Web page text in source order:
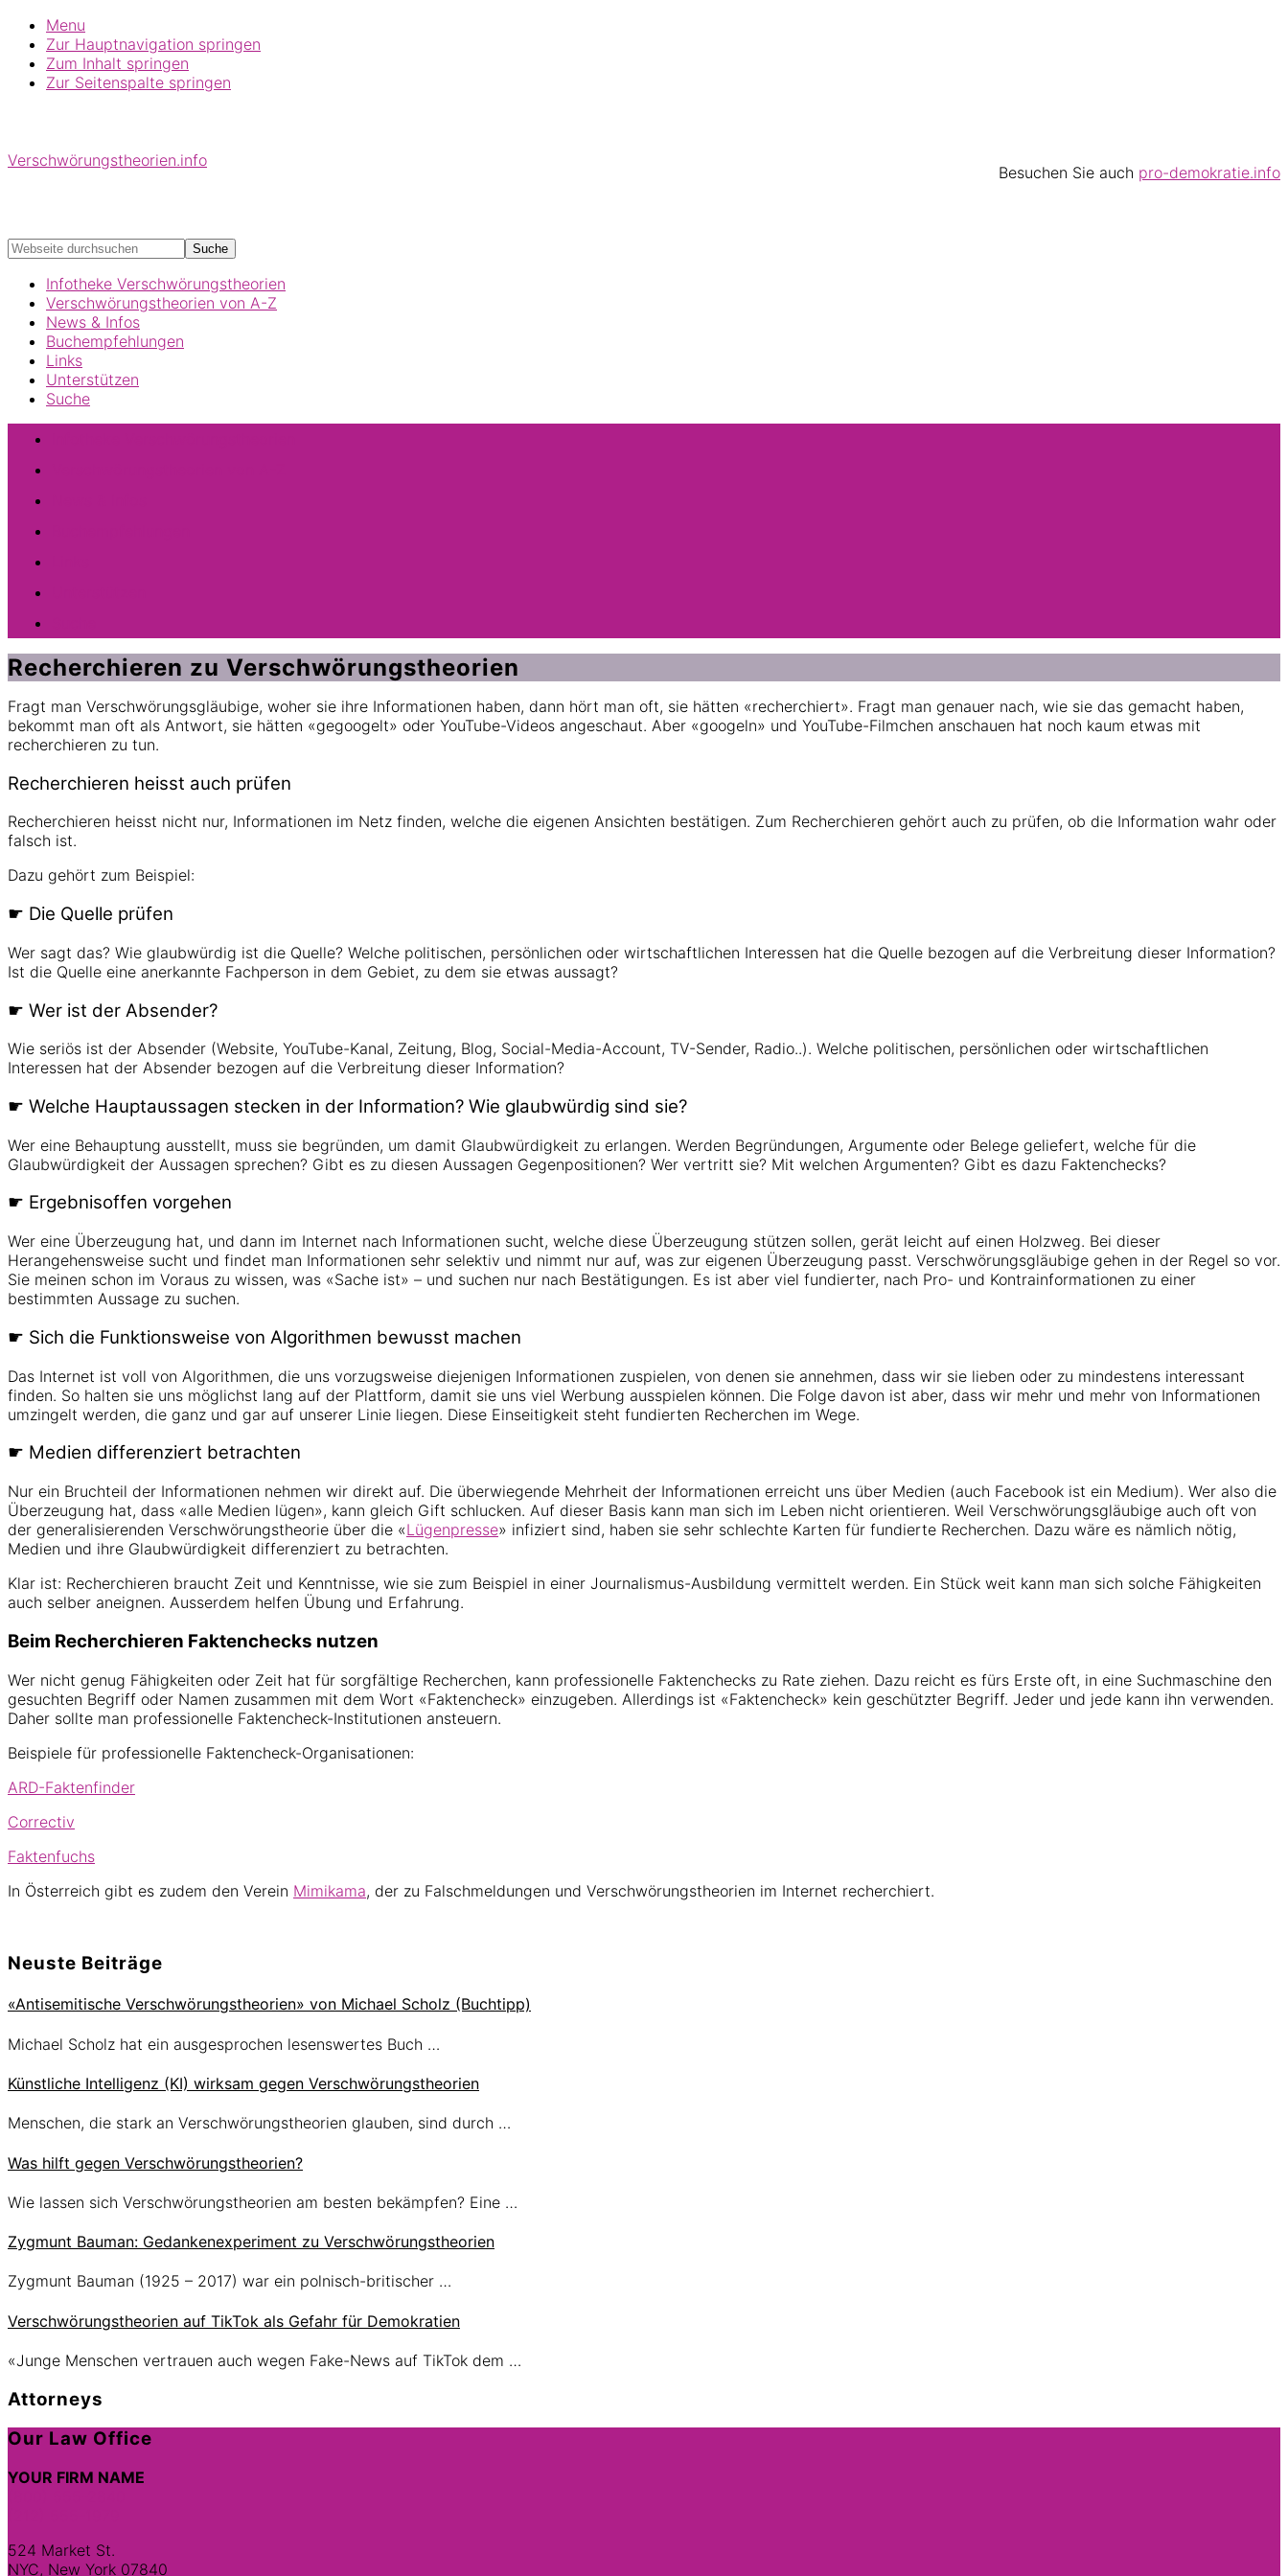
Menu
Zur Hauptnavigation springen
Zum Inhalt springen
Zur Seitenspalte springen
Verschwörungstheorien.info
Besuchen Sie auch pro-demokratie.info
Webseite
Infotheke Verschwörungstheorien
Verschwörungstheorien von A-Z
News & Infos
Buchempfehlungen
Links
Unterstützen
Suche
Recherchieren zu Verschwörungstheorien
Fragt man Verschwörungsgläubige, woher sie ihre Informationen haben, dann hört man oft, sie hätten «recherchiert». Fragt man genauer nach, wie sie das gemacht haben,
bekommt man oft als Antwort, sie hätten «gegoogelt» oder YouTube-Videos angeschaut. Aber «googeln» und YouTube-Filmchen anschauen hat noch kaum etwas mit
recherchieren zu tun.
Recherchieren heisst auch prüfen
Recherchieren heisst nicht nur, Informationen im Netz finden, welche die eigenen Ansichten bestätigen. Zum Recherchieren gehört auch zu prüfen, ob die Information wahr oder
falsch ist.
Dazu gehört zum Beispiel:
☛ Die Quelle prüfen
Wer sagt das? Wie glaubwürdig ist die Quelle? Welche politischen, persönlichen oder wirtschaftlichen Interessen hat die Quelle bezogen auf die Verbreitung dieser Information?
Ist die Quelle eine anerkannte Fachperson in dem Gebiet, zu dem sie etwas aussagt?
☛ Wer ist der Absender?
Wie seriös ist der Absender (Website, YouTube-Kanal, Zeitung, Blog, Social-Media-Account, TV-Sender, Radio..). Welche politischen, persönlichen oder wirtschaftlichen
Interessen hat der Absender bezogen auf die Verbreitung dieser Information?
☛ Welche Hauptaussagen stecken in der Information? Wie glaubwürdig sind sie?
Wer eine Behauptung ausstellt, muss sie begründen, um damit Glaubwürdigkeit zu erlangen. Werden Begründungen, Argumente oder Belege geliefert, welche für die
Glaubwürdigkeit der Aussagen sprechen? Gibt es zu diesen Aussagen Gegenpositionen? Wer vertritt sie? Mit welchen Argumenten? Gibt es dazu Faktenchecks?
☛ Ergebnisoffen vorgehen
Wer eine Überzeugung hat, und dann im Internet nach Informationen sucht, welche diese Überzeugung stützen sollen, gerät leicht auf einen Holzweg. Bei dieser
Herangehensweise sucht und findet man Informationen sehr selektiv und nimmt nur auf, was zur eigenen Überzeugung passt. Verschwörungsgläubige gehen in der Regel so vor.
Sie meinen schon im Voraus zu wissen, was «Sache ist» – und suchen nur nach Bestätigungen. Es ist aber viel fundierter, nach Pro- und Kontrainformationen zu einer
bestimmten Aussage zu suchen.
☛ Sich die Funktionsweise von Algorithmen bewusst machen
Das Internet ist voll von Algorithmen, die uns vorzugsweise diejenigen Informationen zuspielen, von denen sie annehmen, dass wir sie lieben oder zu mindestens interessant
finden. So halten sie uns möglichst lang auf der Plattform, damit sie uns viel Werbung ausspielen können. Die Folge davon ist aber, dass wir mehr und mehr von Informationen
umzingelt werden, die ganz und gar auf unserer Linie liegen. Diese Einseitigkeit steht fundierten Recherchen im Wege.
☛ Medien differenziert betrachten
Nur ein Bruchteil der Informationen nehmen wir direkt auf. Die überwiegende Mehrheit der Informationen erreicht uns über Medien (auch Facebook ist ein Medium). Wer also die
Überzeugung hat, dass «alle Medien lügen», kann gleich Gift schlucken. Auf dieser Basis kann man sich im Leben nicht orientieren. Weil Verschwörungsgläubige auch oft von
der generalisierenden Verschwörungstheorie über die «Lügenpresse» infiziert sind, haben sie sehr schlechte Karten für fundierte Recherchen. Dazu wäre es nämlich nötig,
Medien und ihre Glaubwürdigkeit differenziert zu betrachten.
Klar ist: Recherchieren braucht Zeit und Kenntnisse, wie sie zum Beispiel in einer Journalismus-Ausbildung vermittelt werden. Ein Stück weit kann man sich solche Fähigkeiten
auch selber aneignen. Ausserdem helfen Übung und Erfahrung.
Beim Recherchieren Faktenchecks nutzen
Wer nicht genug Fähigkeiten oder Zeit hat für sorgfältige Recherchen, kann professionelle Faktenchecks zu Rate ziehen. Dazu reicht es fürs Erste oft, in eine Suchmaschine den
gesuchten Begriff oder Namen zusammen mit dem Wort «Faktencheck» einzugeben. Allerdings ist «Faktencheck» kein geschützter Begriff. Jeder und jede kann ihn verwenden.
Daher sollte man professionelle Faktencheck-Institutionen ansteuern.
Beispiele für professionelle Faktencheck-Organisationen:
ARD-Faktenfinder
Correctiv
Faktenfuchs
In Österreich gibt es zudem den Verein Mimikama, der zu Falschmeldungen und Verschwörungstheorien im Internet recherchiert.
Seitenspalte
Neuste Beiträge
«Antisemitische Verschwörungstheorien» von Michael Scholz (Buchtipp)
Michael Scholz hat ein ausgesprochen lesenswertes Buch …
Künstliche Intelligenz (KI) wirksam gegen Verschwörungstheorien
Menschen, die stark an Verschwörungstheorien glauben, sind durch …
Was hilft gegen Verschwörungstheorien?
Wie lassen sich Verschwörungstheorien am besten bekämpfen? Eine …
Zygmunt Bauman: Gedankenexperiment zu Verschwörungstheorien
Zygmunt Bauman (1925 – 2017) war ein polnisch-britischer …
Verschwörungstheorien auf TikTok als Gefahr für Demokratien
«Junge Menschen vertrauen auch wegen Fake-News auf TikTok dem …
Attorneys
Site
Footer
Our Law Office
YOUR FIRM NAME
524 Market St.
NYC, New York 07840